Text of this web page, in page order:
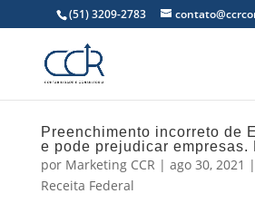
(51) 3209-2783
Preenchimento incorreto de
e pode prejudicar empresas.
por Marketing CCR | ago 30, 2021 |
Receita Federal